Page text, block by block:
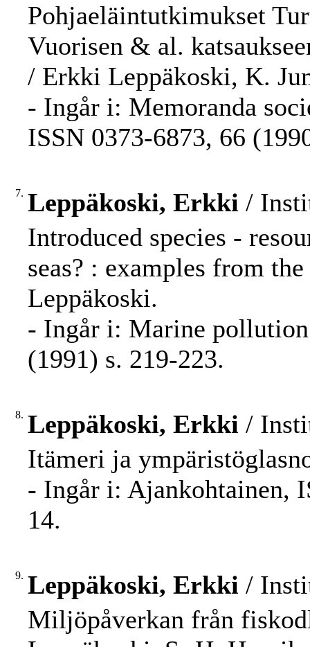
Pohjaeläintutkimukset
Vuorisen & al.
/ Erkki Leppäkoski, K.
- Ingår i: Memoranda
ISSN 0373-6873, 66
7. Leppäkoski, Erkki /
Introduced species -
seas? : examples from
Leppäkoski.
- Ingår i: Marine
(1991) s. 219-223.
8. Leppäkoski, Erkki /
Itämeri ja
- Ingår i: Ajankohtainen,
14.
9. Leppäkoski, Erkki /
Miljöpåverkan från